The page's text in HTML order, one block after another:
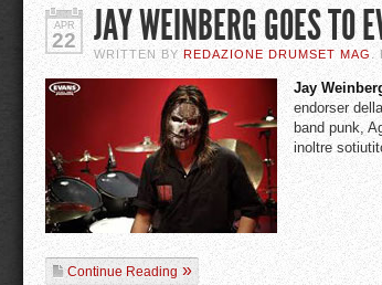
APR
22 JAY WEINBERG GOES TO
WRITTEN BY REDAZIONE DRUMSET MAG .
Jay
endorser
band punk,
inoltre
Continue Reading